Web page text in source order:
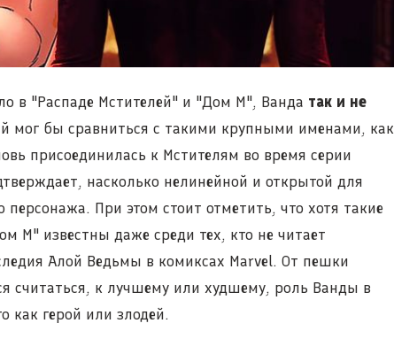
в "Распаде Мстителей" и "Дом М", Ванда так и не
мог бы сравниться с такими крупными именами, как
присоединилась к Мстителям во время серии
насколько нелинейной и открытой для
персонажа. При этом стоит отметить, что хотя такие
М" известны даже среди тех, кто не читает
Алой Ведьмы в комиксах Marvel. От пешки
считаться, к лучшему или худшему, роль Ванды в
как герой или злодей.